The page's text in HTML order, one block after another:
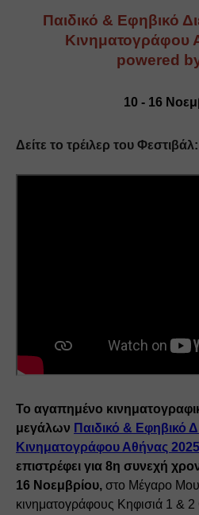
Παιδικό & Εφηβικό
Κινηματογράφου
powered
10 - 16
Δείτε το τρέιλερ του Φεστιβάλ:
Το αγαπημένο
μεγάλων Παιδικό & Εφηβικό
Κινηματογράφου Αθήνας 2025
επιστρέφει για 8η συνεχή
16 Νοεμβρίου, στο Μέγαρο
κινηματογράφους Κηφισιά 1 &